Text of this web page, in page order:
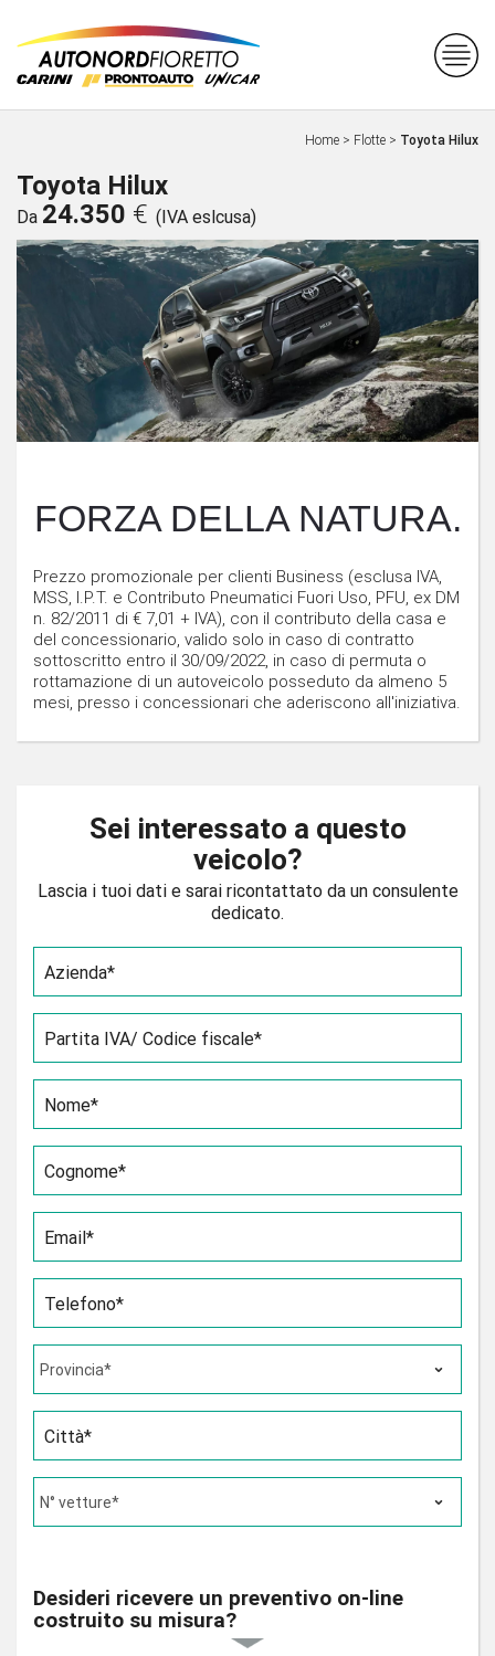
Home > Flotte > Toyota Hilux
Toyota Hilux
Da 24.350 € (IVA eslcusa)
FORZA DELLA NATURA.
Prezzo promozionale per clienti Business (esclusa IVA,
MSS, I.P.T. e Contributo Pneumatici Fuori Uso, PFU, ex DM
n. 82/2011 di € 7,01 + IVA), con il contributo della casa e
del concessionario, valido solo in caso di contratto
sottoscritto entro il 30/09/2022, in caso di permuta o
rottamazione di un autoveicolo posseduto da almeno 5
mesi, presso i concessionari che aderiscono all'iniziativa.
Sei interessato a questo
veicolo?
Lascia i tuoi dati e sarai ricontattato da un consulente
dedicato.
Azienda*
Partita IVA/ Codice fiscale*
Nome*
Cognome*
Email*
Telefono*
Città*
Desideri ricevere un preventivo on-line
costruito su misura?